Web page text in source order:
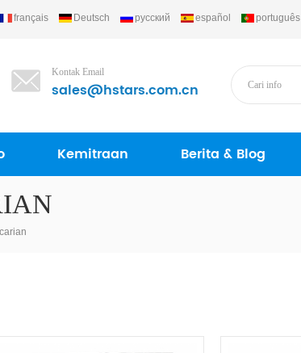
français Deutsch русский español português
Kontak Email
sales@hstars.com.cn
Kemitraan Berita & Blog